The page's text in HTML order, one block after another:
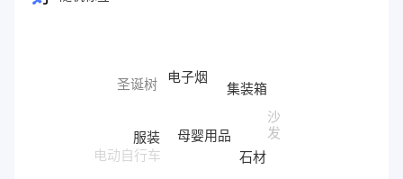
圣诞树
电子烟
集装箱
沙
发
电动自行车
服装
母婴用品
石材